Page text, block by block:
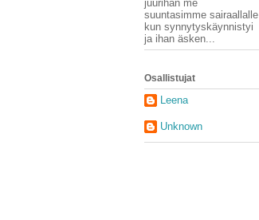
juurihan me
suuntasimme sairaallalle
kun synnytyskäynnistyi
ja ihan äsken...
Osallistujat
Leena
Unknown